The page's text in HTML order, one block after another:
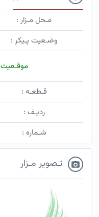
مـحل مـزار :
وضـعیت پـیکر :
موقـعیت
قـطعـه :
ردیـف :
شـماره :
تـصویر مـزار